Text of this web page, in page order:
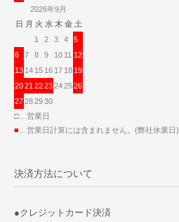
2026年9月
日 月 火 水 木 金 土
1
2 3 4
5
6
7 8 9 10 11 12
13 14 15 16 17 18 19
2021 2223242526
27282930
□…営業日
■ …営業日計算には含まれません。(弊社休業日)
決済方法について
●クレジットカード決済